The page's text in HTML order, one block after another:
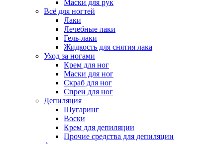
Маски для рук
Всё для ногтей
Лаки
Лечебные лаки
Гель-лаки
Жидкость для снятия лака
Уход за ногами
Крем для ног
Маски для ног
Скраб для ног
Спреи для ног
Депиляция
Шугаринг
Воски
Крем для депиляции
Прочие средства для депиляции